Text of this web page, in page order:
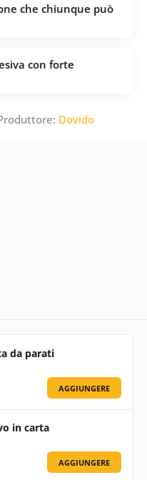
che chiunque può
con forte
Dovido
da parati
AGGIUNGERE
in carta
AGGIUNGERE